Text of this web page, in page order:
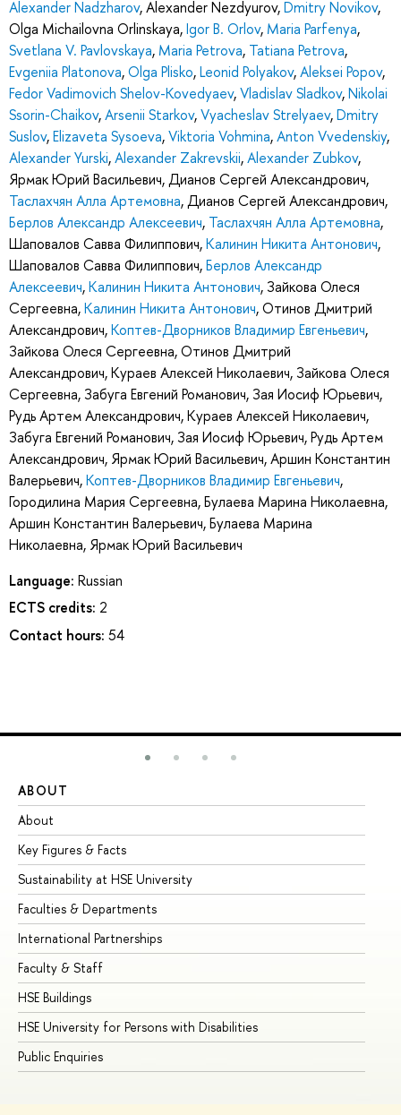
Alexander Nadzharov,Alexander Nezdyurov,Dmitry Novikov,
Olga Michailovna Orlinskaya,Igor B. Orlov, Maria Parfenya,
Svetlana V. Pavlovskaya, Maria Petrova, Tatiana Petrova,
Evgeniia Platonova,Olga Plisko,Leonid Polyakov,Aleksei Popov,
Fedor Vadimovich Shelov-Kovedyaev,Vladislav Sladkov,Nikolai
Ssorin-Chaikov,Arsenii Starkov,Vyacheslav Strelyaev,Dmitry
Suslov,Elizaveta Sysoeva,Viktoria Vohmina,Anton Vvedenskiy,
Alexander Yurski,Alexander Zakrevskii,Alexander Zubkov,
Ярмак Юрий Васильевич,Дианов Сергей Александрович,
Таслахчян Алла Артемовна,Дианов Сергей Александрович,
Берлов Александр Алексеевич, Таслахчян Алла Артемовна,
Шаповалов Савва Филиппович,Калинин Никита Антонович,
Шаповалов Савва Филиппович,Берлов Александр
Алексеевич,Калинин Никита Антонович, Зайкова Олеся
Сергеевна,Калинин Никита Антонович,Отинов Дмитрий
Александрович,Коптев-Дворников Владимир Евгеньевич,
Зайкова Олеся Сергеевна,Отинов Дмитрий
Александрович,Кураев Алексей Николаевич, Зайкова Олеся
Сергеевна, Забуга Евгений Романович, Зая Иосиф Юрьевич,
Рудь Артем Александрович,Кураев Алексей Николаевич,
Забуга Евгений Романович, Зая Иосиф Юрьевич,Рудь Артем
Александрович, Ярмак Юрий Васильевич,Аршин Константин
Валерьевич,Коптев-Дворников Владимир Евгеньевич,
Городилина Мария Сергеевна,Булаева Марина Николаевна,
Аршин Константин Валерьевич,Булаева Марина
Николаевна, Ярмак Юрий Васильевич
Language: Russian
ECTS credits: 2
Contact hours: 54
ABOUT
About
Key Figures & Facts
Sustainability at HSE University
Faculties & Departments
International Partnerships
Faculty & Staff
HSE Buildings
HSE University for Persons with Disabilities
Public Enquiries